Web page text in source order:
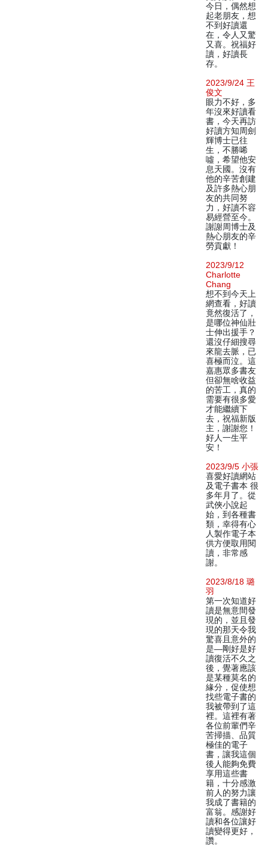
今日，偶然想
起老朋友，想
不到好讀還
在，令人又驚
又喜。祝福好
讀，好讀長
存。
2023/9/24 王
俊文
眼力不好，多
年沒來好讀看
書，今天再訪
好讀方知周劍
輝博士已往
生，不勝唏
噓，希望他安
息天國。沒有
他的辛苦創建
及許多熱心朋
友的共同努
力，好讀不容
易經營至今。
謝謝周博士及
熱心朋友的辛
勞貢獻！
2023/9/12
Charlotte
Chang
想不到今天上
網查看，好讀
竟然復活了，
是哪位神仙壯
士伸出援手？
還沒仔細搜尋
來龍去脈，已
喜極而泣。這
嘉惠眾多書友
但卻無啥收益
的苦工，真的
需要有很多愛
才能繼續下
去，祝福新版
主，謝謝您！
好人一生平
安！
2023/9/5 小張
喜愛好讀網站
及電子書本 很
多年月了。從
武俠小說起
始，到各種書
類，幸得有心
人製作電子本
供方便取用閱
讀，非常感
謝。
2023/8/18 璐
羽
第一次知道好
讀是無意間發
現的，並且發
現的那天令我
驚喜且意外的
是—剛好是好
讀復活不久之
後，覺著應該
是某種莫名的
緣分，促使想
找些電子書的
我被帶到了這
裡。這裡有著
各位前輩們辛
苦掃描、品質
極佳的電子
書，讓我這個
後人能夠免費
享用這些書
籍，十分感激
前人的努力讓
我成了書籍的
富翁。感謝好
讀和各位讓好
讀變得更好，
讚。